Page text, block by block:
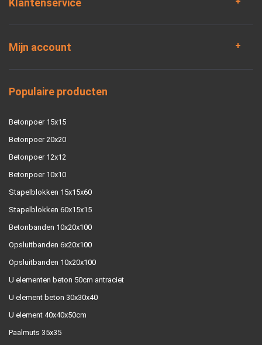
Klantenservice
Mijn account
Populaire producten
Betonpoer 15x15
Betonpoer 20x20
Betonpoer 12x12
Betonpoer 10x10
Stapelblokken 15x15x60
Stapelblokken 60x15x15
Betonbanden 10x20x100
Opsluitbanden 6x20x100
Opsluitbanden 10x20x100
U elementen beton 50cm antraciet
U element beton 30x30x40
U element 40x40x50cm
Paalmuts 35x35